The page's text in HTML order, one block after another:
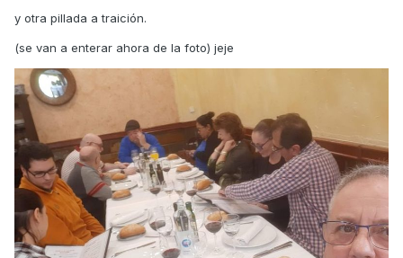
y otra pillada a traición.
(se van a enterar ahora de la foto) jeje